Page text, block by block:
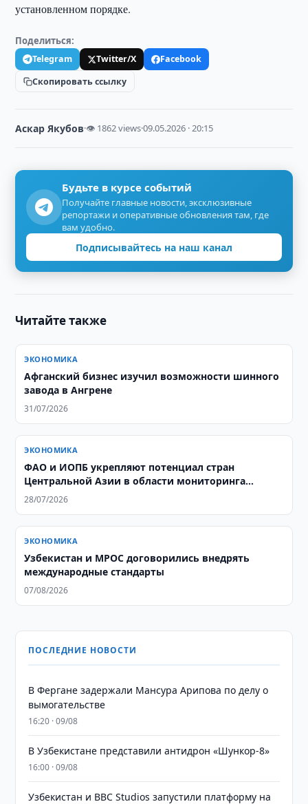
установленном порядке.
Поделиться:
Telegram Twitter/X
Facebook
Скопировать ссылку
Аскар Якубов·👁 1862 views·09.05.2026 · 20:15
Будьте в курсе событий
Получайте главные новости, эксклюзивные
репортажи и оперативные обновления там, где
вам удобно.
Подписывайтесь на наш канал
Читайте также
ЭКОНОМИКА
Афганский бизнес изучил возможности шинного
завода в Ангрене
31/07/2026
ЭКОНОМИКА
ФАО и ИОПБ укрепляют потенциал стран
Центральной Азии в области мониторинга
саранчовых
28/07/2026
ЭКОНОМИКА
Узбекистан и MPOC договорились внедрять
международные стандарты
07/08/2026
ПОСЛЕДНИЕ НОВОСТИ
В Фергане задержали Мансура Арипова по делу о
вымогательстве
16:20 · 09/08
В Узбекистане представили антидрон «Шункор-8»
16:00 · 09/08
Узбекистан и BBC Studios запустили платформу на